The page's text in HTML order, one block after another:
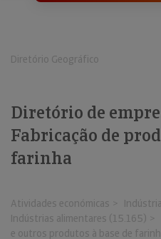
Diretório Geográfico
Diretório de
Fabricação de
farinha
Atividades económicas
Indústrias alimentares (15.165)
e outros produtos à base de